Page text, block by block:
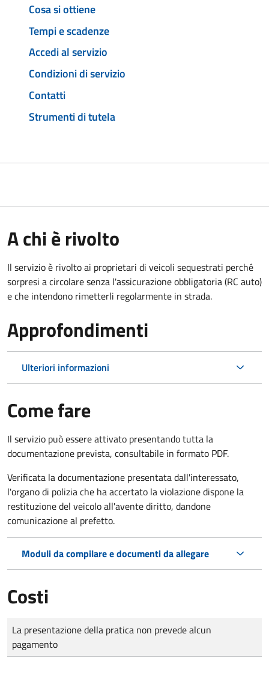
Cosa si ottiene
Tempi e scadenze
Accedi al servizio
Condizioni di servizio
Contatti
Strumenti di tutela
A chi è rivolto
Il servizio è rivolto ai proprietari di veicoli sequestrati perché
sorpresi a circolare senza l'assicurazione obbligatoria (RC auto)
e che intendono rimetterli regolarmente in strada.
Approfondimenti
Ulteriori informazioni
Come fare
Il servizio può essere attivato presentando tutta la
documentazione prevista, consultabile in formato PDF.
Verificata la documentazione presentata dall'interessato,
l'organo di polizia che ha accertato la violazione dispone la
restituzione del veicolo all'avente diritto, dandone
comunicazione al prefetto.
Moduli da compilare e documenti da allegare
Costi
Tipo di pagamento
Importo
La presentazione della pratica non prevede alcun
pagamento